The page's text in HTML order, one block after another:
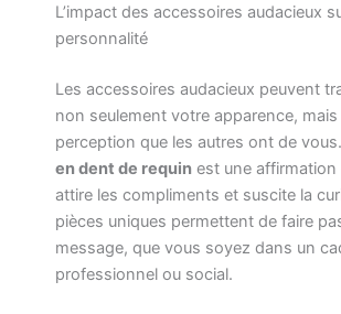
L’impact des accessoires audacieux
personnalité
Les accessoires audacieux peuvent
non seulement votre apparence, mais
perception que les autres ont de
en dent de requin est une affirmation
attire les compliments et suscite la
pièces uniques permettent de faire
message, que vous soyez dans un
professionnel ou social.